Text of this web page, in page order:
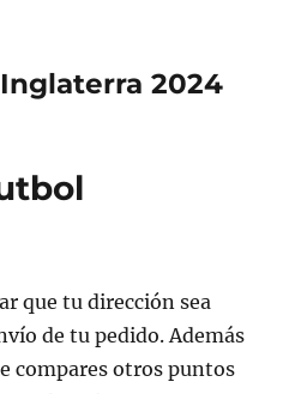
2024
que tu dirección sea
de tu pedido. Además
compares otros puntos